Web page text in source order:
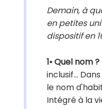
Demain, à
en petites
dispositif en
1• Quel nom ?
inclusif…
le nom
Intégré à la